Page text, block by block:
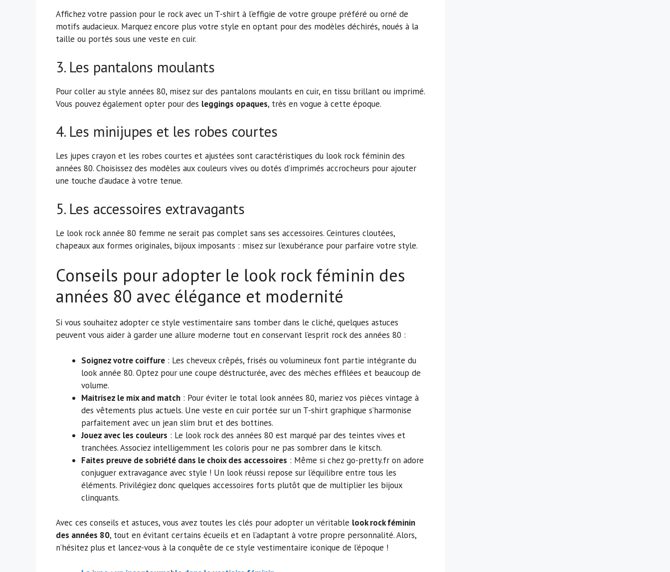
Affichez votre passion pour le rock avec un T-shirt à l’effigie de votre groupe préféré ou orné de
motifs audacieux. Marquez encore plus votre style en optant pour des modèles déchirés, noués à la
taille ou portés sous une veste en cuir.
3. Les pantalons moulants
Pour coller au style années 80, misez sur des pantalons moulants en cuir, en tissu brillant ou imprimé.
Vous pouvez également opter pour des leggings opaques, très en vogue à cette époque.
4. Les minijupes et les robes courtes
Les jupes crayon et les robes courtes et ajustées sont caractéristiques du look rock féminin des
années 80. Choisissez des modèles aux couleurs vives ou dotés d’imprimés accrocheurs pour ajouter
une touche d’audace à votre tenue.
5. Les accessoires extravagants
Le look rock année 80 femme ne serait pas complet sans ses accessoires. Ceintures cloutées,
chapeaux aux formes originales, bijoux imposants : misez sur l’exubérance pour parfaire votre style.
Conseils pour adopter le look rock féminin des
années 80 avec élégance et modernité
Si vous souhaitez adopter ce style vestimentaire sans tomber dans le cliché, quelques astuces
peuvent vous aider à garder une allure moderne tout en conservant l’esprit rock des années 80 :
Soignez votre coiffure : Les cheveux crêpés, frisés ou volumineux font partie intégrante du
look année 80. Optez pour une coupe déstructurée, avec des mèches effilées et beaucoup de
volume.
Maitrisez le mix and match : Pour éviter le total look années 80, mariez vos pièces vintage à
des vêtements plus actuels. Une veste en cuir portée sur un T-shirt graphique s’harmonise
parfaitement avec un jean slim brut et des bottines.
Jouez avec les couleurs : Le look rock des années 80 est marqué par des teintes vives et
tranchées. Associez intelligemment les coloris pour ne pas sombrer dans le kitsch.
Faites preuve de sobriété dans le choix des accessoires : Même si chez go-pretty.fr on adore
conjuguer extravagance avec style ! Un look réussi repose sur l’équilibre entre tous les
éléments. Privilégiez donc quelques accessoires forts plutôt que de multiplier les bijoux
clinquants.
Avec ces conseils et astuces, vous avez toutes les clés pour adopter un véritable look rock féminin
des années 80, tout en évitant certains écueils et en l’adaptant à votre propre personnalité. Alors,
n’hésitez plus et lancez-vous à la conquête de ce style vestimentaire iconique de l’époque !